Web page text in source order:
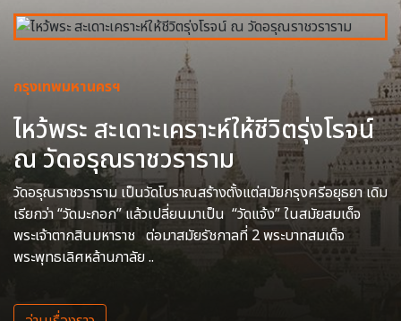
กรุงเทพมหานครฯ
ไหว้พระ สะเดาะเคราะห์ให้ชีวิตรุ่งโรจน์
ณ วัดอรุณราชวราราม
วัดอรุณราชวราราม เป็นวัดโบราณสร้างตั้งแต่สมัยกรุงศรีอยุธยา เดิม
เรียกว่า “วัดมะกอก” แล้วเปลี่ยนมาเป็น “วัดแจ้ง” ในสมัยสมเด็จ
พระเจ้าตากสินมหาราช ต่อมาสมัยรัชกาลที่ 2 พระบาทสมเด็จ
พระพุทธเลิศหล้านภาลัย ..